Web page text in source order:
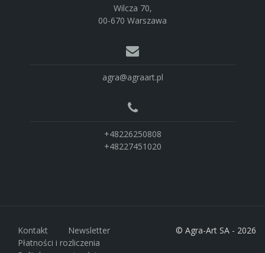
Wilcza 70,
00-670 Warszawa
agra@agraart.pl
+48226250808
+48227451020
Kontakt
Newsletter
Płatności i rozliczenia
© Agra-Art SA - 2026